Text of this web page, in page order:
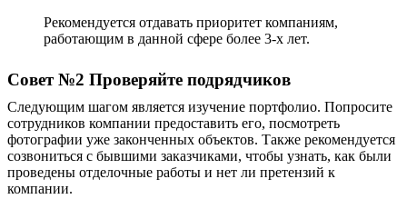
Рекомендуется отдавать приоритет компаниям,
работающим в данной сфере более 3-х лет.
Совет №2 Проверяйте подрядчиков
Следующим шагом является изучение портфолио. Попросите
сотрудников компании предоставить его, посмотреть
фотографии уже законченных объектов. Также рекомендуется
созвониться с бывшими заказчиками, чтобы узнать, как были
проведены отделочные работы и нет ли претензий к
компании.